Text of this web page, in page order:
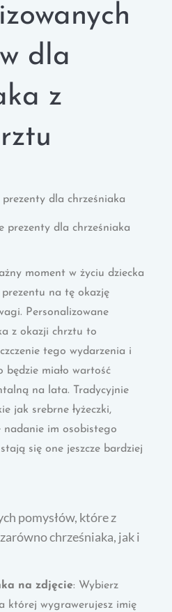
dla
z
prezenty dla chrześniaka
moment w życiu dziecka
na tę okazję
Personalizowane
z okazji chrztu to
tego wydarzenia i
będzie miało wartość
na lata. Tradycyjnie
jak srebrne łyżeczki,
nadanie im osobistego
się one jeszcze bardziej
pomysłów, które z
chrześniaka, jak i
na zdjęcie: Wybierz
której wygrawerujesz imię